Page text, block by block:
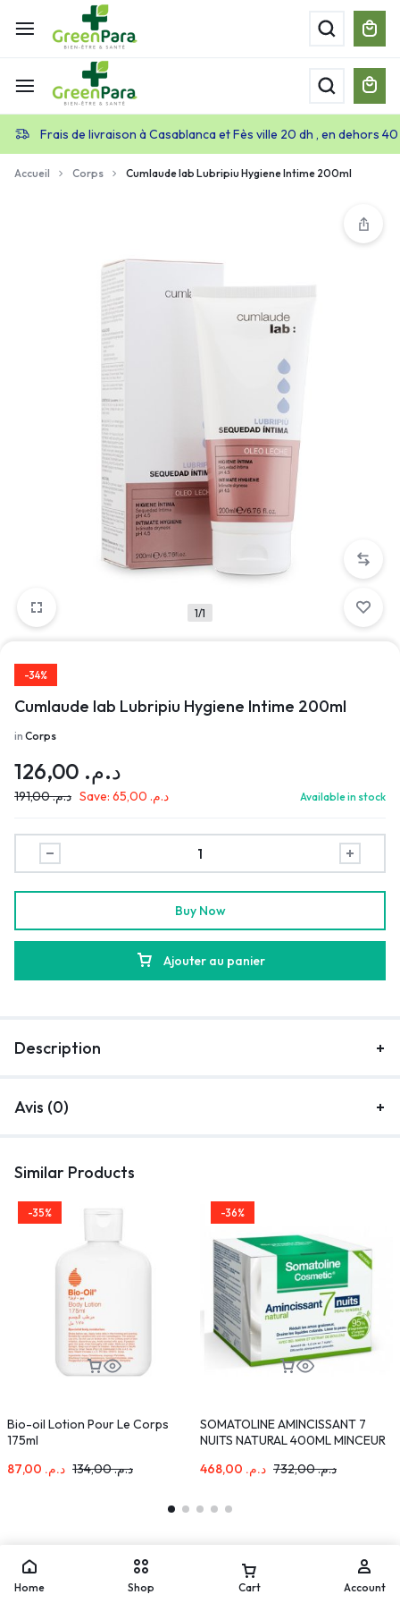
Frais de livraison à Casablanca et Fès ville 20 dh , en dehors
Accueil Corps Cumlaude lab Lubripiu Hygiene Intime 200ml
1/1
-34%
Cumlaude lab Lubripiu Hygiene Intime 200ml
in Corps
د.م.
د.م.191,00 Save: د.م. Available in stock
Ajouter au panier
Buy Now
Description
Avis (0)
Similar Products
-35%
Bio-oil Lotion Pour Le Corps
175ml
د.م.
د.م.134,00
-36%
SOMATOLINE AMINCISSANT 7
NUITS NATURAL 400ML MINCEUR
د.م. د.م.732,00
Home Shop Cart Account